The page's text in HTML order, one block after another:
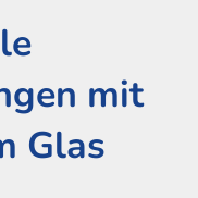
mit
Glas